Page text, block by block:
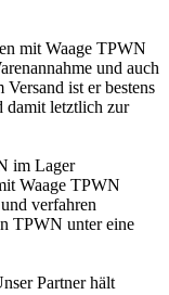
mit Waage TPWN
und auch
ist er bestens
damit letztlich zur
Partner hält